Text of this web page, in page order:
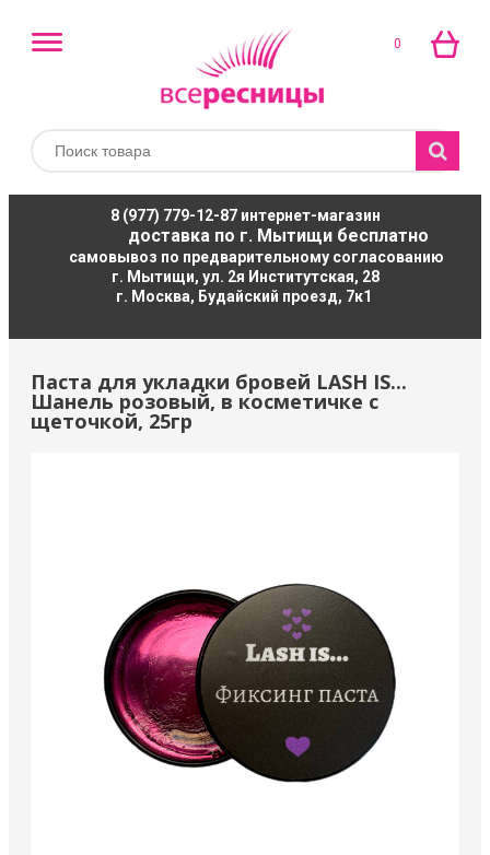
0
8 (977) 779-12-87интернет-магазин
доставка по г. Мытищи бесплатно
самовывоз по предварительному согласованию
г. Мытищи, ул. 2я Институтская, 28
г. Москва, Будайский проезд, 7к1
Паста для укладки бровей LASH IS...
Шанель розовый, в косметичке с
щеточкой, 25гр